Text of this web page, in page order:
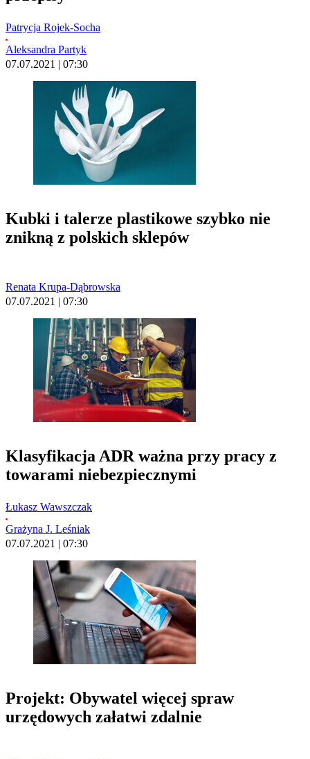
Patrycja Rojek-Socha
Aleksandra Partyk
07.07.2021 | 07:30
Kubki i talerze plastikowe szybko nie
znikną z polskich sklepów
Renata Krupa-Dąbrowska
07.07.2021 | 07:30
Klasyfikacja ADR ważna przy pracy z
towarami niebezpiecznymi
Łukasz Wawszczak
Grażyna J. Leśniak
07.07.2021 | 07:30
Projekt: Obywatel więcej spraw
urzędowych załatwi zdalnie